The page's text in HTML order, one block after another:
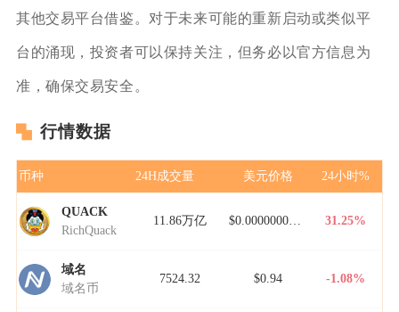
其他交易平台借鉴。对于未来可能的重新启动或类似平
台的涌现，投资者可以保持关注，但务必以官方信息为
准，确保交易安全。
行情数据
币种 24H成交量 美元价格 24小时%
QUACK
RichQuack
11.86万亿 $0.00000000000 31.25%
域名
域名币
7524.32 $0.94 -1.08%